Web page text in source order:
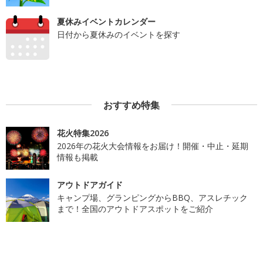
夏休みイベントカレンダー
日付から夏休みのイベントを探す
おすすめ特集
花火特集2026
2026年の花火大会情報をお届け！開催・中止・延期
情報も掲載
アウトドアガイド
キャンプ場、グランピングからBBQ、アスレチック
まで！全国のアウトドアスポットをご紹介